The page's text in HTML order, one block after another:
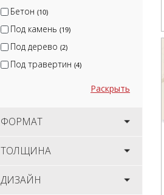
Бетон (10)
Под камень (19)
Под дерево (2)
Под травертин (4)
Раскрыть
ФОРМАТ
ТОЛЩИНА
ДИЗАЙН